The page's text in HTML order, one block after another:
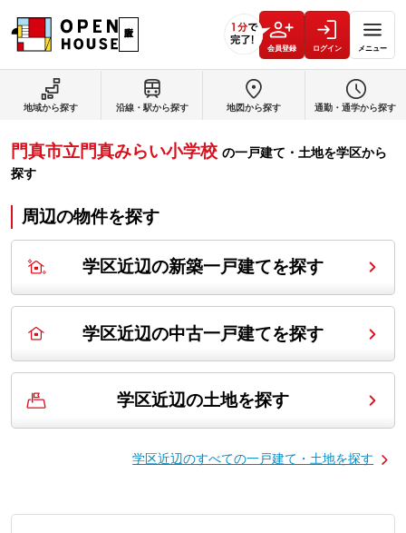
会員登録 ログイン メニュー
地域から探す 沿線・駅から探す 地図から探す 通勤・通学から探す
門真市立門真みらい小学校 の一戸建て・土地を学区から
探す
周辺の物件を探す
学区近辺の新築一戸建てを探す
学区近辺の中古一戸建てを探す
学区近辺の土地を探す
学区近辺のすべての一戸建て・土地を探す